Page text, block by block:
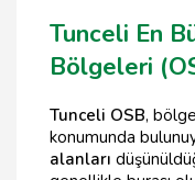
Tunceli En
Bölgeleri
Tunceli OSB,
konumunda
alanları